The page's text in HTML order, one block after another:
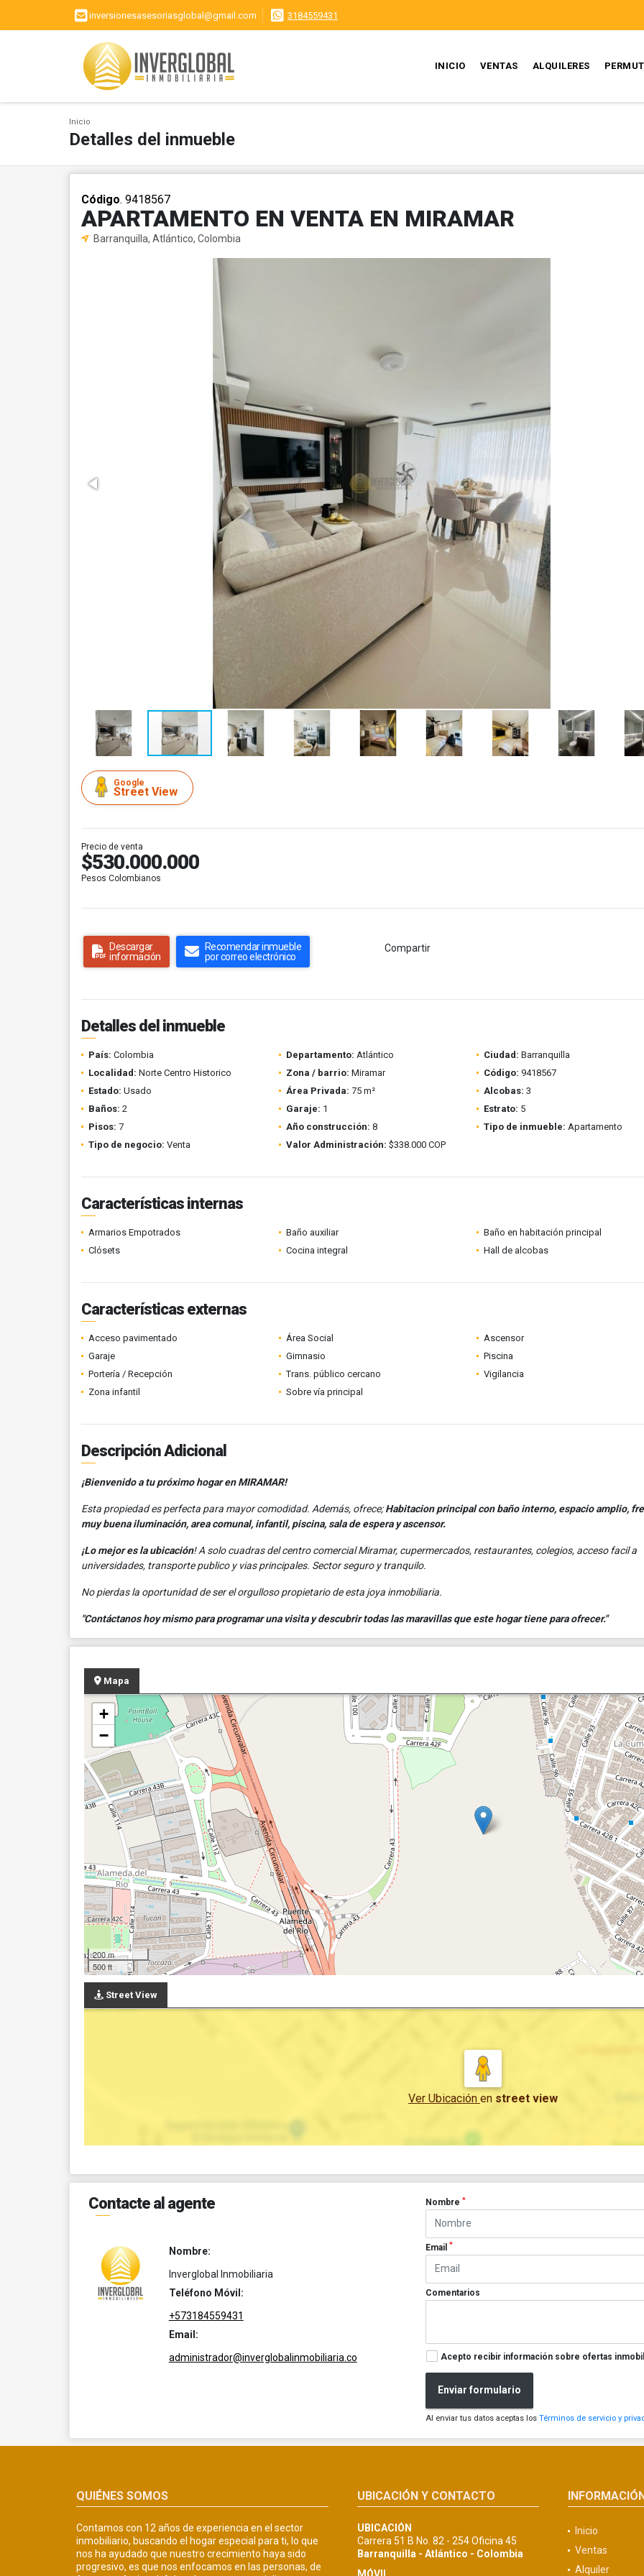
inversionesasesoriasglobal@gmail.com 3184559431
INICIO VENTAS ALQUILERES
Inicio
Detalles del inmueble
Código. 9418567
APARTAMENTO EN VENTA EN MIRAMAR
Barranquilla, Atlántico, Colombia
Google
Street View
Precio de venta
$530.000.000
Pesos Colombianos
Descargar
información
Recomendar inmueble
por correo electrónico
Compartir
Detalles del inmueble
País: Colombia Departamento: Atlántico Ciudad: Barranquilla
Localidad: Norte Centro Historico Zona / barrio: Miramar Código: 9418567
Estado: Usado Área Privada: 75 m² Alcobas: 3
Baños: 2 Garaje: 1 Estrato: 5
Pisos: 7 Año construcción: 8 Tipo de inmueble: Apartamento
Tipo de negocio: Venta Valor Administración: $338.000 COP
Características internas
Armarios Empotrados Baño auxiliar
Baño en habitación principal
Clósets
Cocina integral Hall de alcobas
Características externas
Acceso pavimentado Área Social
Ascensor
Garaje
Gimnasio
Piscina
Portería / Recepción
Trans. público cercano
Vigilancia
Zona infantil
Sobre vía principal
Descripción Adicional
¡Bienvenido a tu próximo hogar en MIRAMAR!
Esta propiedad es perfecta para mayor comodidad. Además, ofrece;Habitacion principal con baño interno, espacio amplio,
muy buena iluminación, area comunal, infantil, piscina, sala de espera y ascensor.
¡Lo mejor es la ubicación! A solo cuadras del centro comercial Miramar, cupermercados, restaurantes, colegios, acceso facil a
universidades, transporte publico y vias principales. Sector seguro y tranquilo.
No pierdas la oportunidad de ser el orgulloso propietario de esta joya inmobiliaria.
"Contáctanos hoy mismo para programar una visita y descubrir todas las maravillas que este hogar tiene para ofrecer."
Mapa
+
−
200 m
500 ft
Street View
Ver Ubicación en street view
Contacte al agente
Nombre:
Inverglobal Inmobiliaria
Teléfono Móvil:
+573184559431
Email:
administrador@inverglobalinmobiliaria.co
Nombre*
Email*
Comentarios
Acepto recibir información sobre ofertas
Enviar formulario
Al enviar tus datos aceptas losTérminos de servicio y
QUIÉNES SOMOS
Contamos con 12 años de experiencia en el sector
inmobiliario, buscando el hogar especial para ti, lo que
nos ha ayudado que nuestro crecimiento haya sido
progresivo, es que nos enfocamos en las personas, de
UBICACIÓN Y CONTACTO
UBICACIÓN
Carrera 51 B No. 82 - 254 Oficina 45
Barranquilla - Atlántico - Colombia
Inicio
Ventas
Alquiler